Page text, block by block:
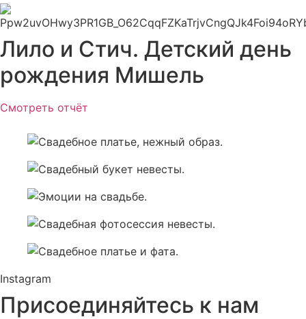
Лило и Стич. Детский день
рождения Мишель
Смотреть отчёт
Instagram
Присоединяйтесь к нам